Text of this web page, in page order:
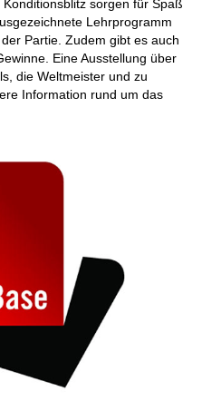
sorgen für Spaß
Lehrprogramm
Partie. Zudem gibt es auch
Eine Ausstellung über
die Weltmeister und zu
Information rund um das